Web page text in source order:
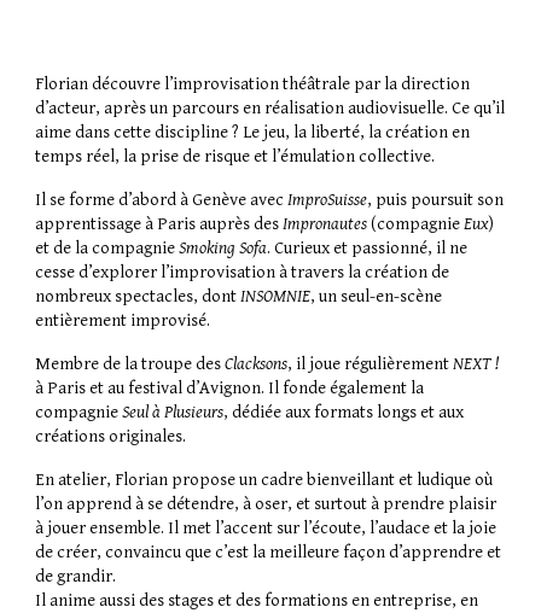
Florian découvre l’improvisation théâtrale par la direction
d’acteur, après un parcours en réalisation audiovisuelle. Ce qu’il
aime dans cette discipline ? Le jeu, la liberté, la création en
temps réel, la prise de risque et l’émulation collective.
Il se forme d’abord à Genève avecImproSuisse, puis poursuit son
apprentissage à Paris auprès desImpronautes(compagnieEux)
et de la compagnieSmoking Sofa. Curieux et passionné, il ne
cesse d’explorer l’improvisation à travers la création de
nombreux spectacles, dontINSOMNIE, un seul-en-scène
entièrement improvisé.
Membre de la troupe desClacksons, il joue régulièrementNEXT !
à Paris et au festival d’Avignon. Il fonde également la
compagnieSeul à Plusieurs, dédiée aux formats longs et aux
créations originales.
En atelier, Florian propose un cadre bienveillant et ludique où
l’on apprend à se détendre, à oser, et surtout à prendre plaisir
à jouer ensemble. Il met l’accent sur l’écoute, l’audace et la joie
de créer, convaincu que c’est la meilleure façon d’apprendre et
de grandir.
Il anime aussi des stages et des formations en entreprise, en